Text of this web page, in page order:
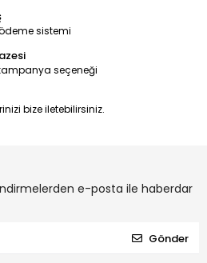
sistemi
seçeneği
bize iletebilirsiniz.
e-posta ile haberdar
Gönder